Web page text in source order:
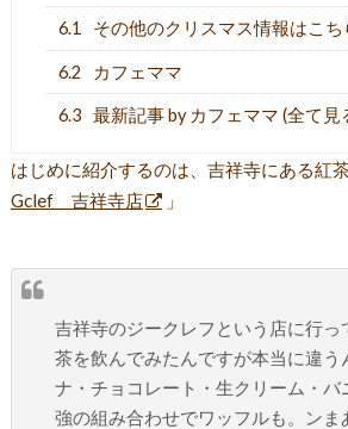
6.1 その他のクリスマス情報はこち
6.2 カフェママ
6.3 最新記事 by カフェママ (全て見
はじめに紹介するのは、吉祥寺にある紅
Gclef 吉祥寺店
」
吉祥寺のジークレフという店に行っ
茶を飲んでみたんですが本当に違
ナ・チョコレート・生クリーム・バ
強の組み合わせでワッフルも。ンま